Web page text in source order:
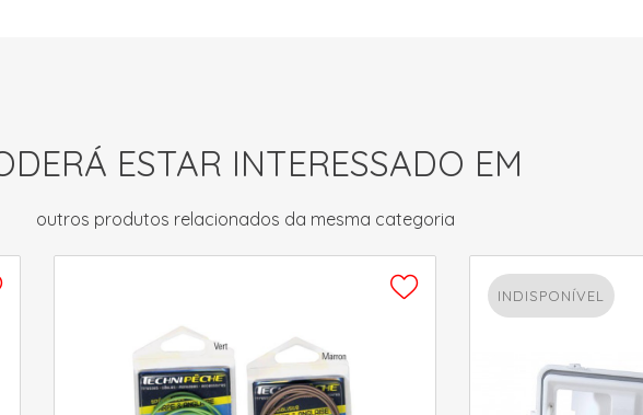
ESTAR INTERESSADO EM
outros produtos relacionados da mesma categoria
INDISPONÍVEL